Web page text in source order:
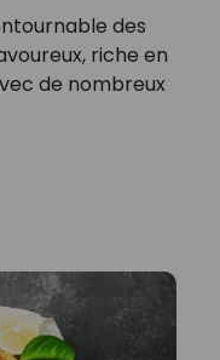
des
riche en
de nombreux